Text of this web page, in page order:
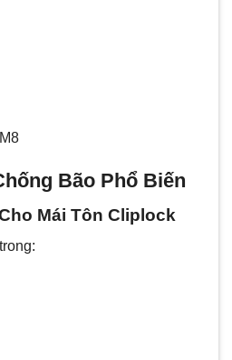
Bão Phổ Biến
Mái Tôn Cliplock